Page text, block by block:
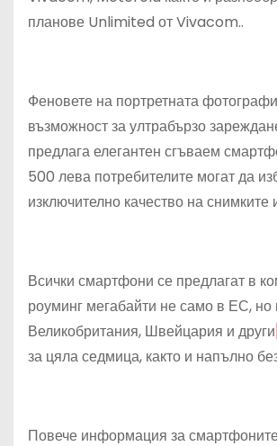
планове Unlimited от Vivacom..
Феновете на портретната
възможност за ултрабързо
предлага елегантен сгъваем
500 лева потребителите могат да
изключително качество на снимките
Всички смартфони се предлагат в
роуминг мегабайти не само в ЕС,
Великобритания, Швейцария и други
за цяла седмица, както и напълно
Повече информация за